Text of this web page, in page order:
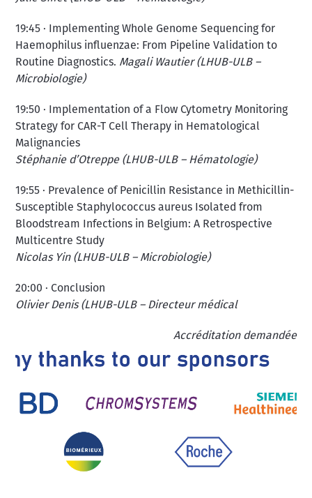
19:45 · Implementing Whole Genome Sequencing for
Haemophilus influenzae: From Pipeline Validation to
Routine Diagnostics. Magali Wautier (LHUB-ULB –
Microbiologie)
19:50 · Implementation of a Flow Cytometry Monitoring
Strategy for CAR-T Cell Therapy in Hematological
Malignancies
Stéphanie d’Otreppe (LHUB-ULB – Hématologie)
19:55 · Prevalence of Penicillin Resistance in Methicillin-
Susceptible Staphylococcus aureus Isolated from
Bloodstream Infections in Belgium: A Retrospective
Multicentre Study
Nicolas Yin (LHUB-ULB – Microbiologie)
20:00 · Conclusion
Olivier Denis (LHUB-ULB – Directeur médical
Accréditation demandée
Image